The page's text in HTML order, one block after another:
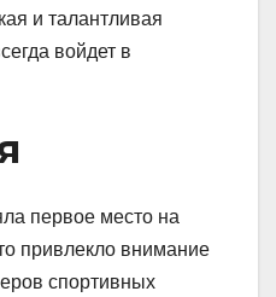
и талантливая
войдет в
первое место на
привлекло внимание
спортивных